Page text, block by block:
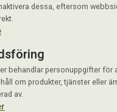
dessa, eftersom
behandlar personuppgifter för
om produkter, tjänster eller
av.